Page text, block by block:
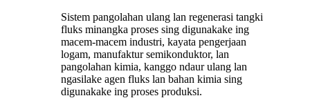
Sistem pangolahan ulang lan regenerasi tangki
fluks minangka proses sing digunakake ing
macem-macem industri, kayata pengerjaan
logam, manufaktur semikonduktor, lan
pangolahan kimia, kanggo ndaur ulang lan
ngasilake agen fluks lan bahan kimia sing
digunakake ing proses produksi.